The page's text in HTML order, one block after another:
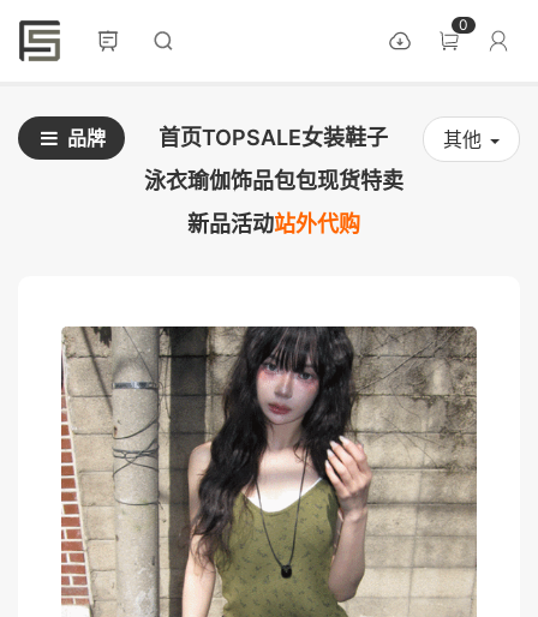
0
品牌 首页TOPSALE女装鞋子
泳衣瑜伽饰品包包现货特卖
新品活动站外代购
其他